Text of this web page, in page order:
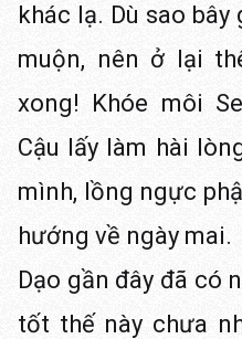
khác lạ. Dù sao
muộn, nên ở lại
xong! Khóe môi
Cậu lấy làm hài
mình, lồng ngực
hướng về ngày mai.
Dạo gần đây đã có
tốt thế này chưa